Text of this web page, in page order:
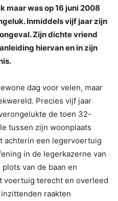
maar was op 16 juni 2008
Inmiddels vijf jaar zijn
Zijn dichte vriend
hiervan en in zijn
dag voor velen, maar
Precies vijf jaar
de toen 32-
tussen zijn woonplaats
achterin een legervoertuig
in de legerkazerne van
van de baan en
voertuig terecht en overleed
raakten